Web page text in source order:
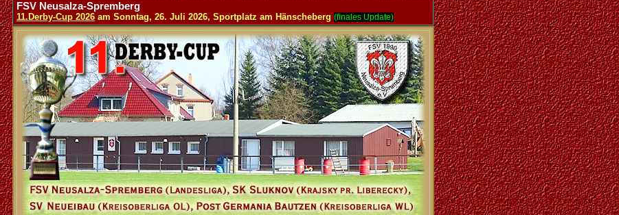
FSV Neusalza-Spremberg
11.Derby-Cup 2026 am Sonntag, 26. Juli 2026, Sportplatz am Hänscheberg (finales Update)